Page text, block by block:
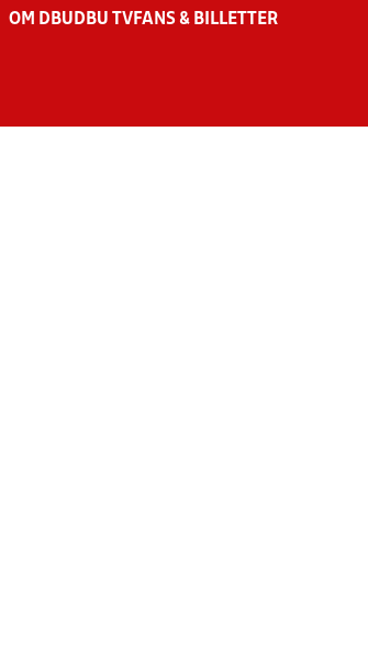
OM DBU DBU TV FANS & BILLETTER